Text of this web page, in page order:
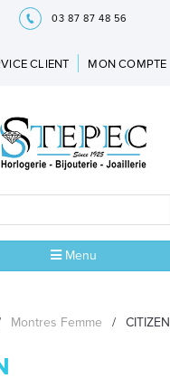
03 87 87 48 56
CLIENT MON COMPTE
Menu
Montres Femme / CITIZEN